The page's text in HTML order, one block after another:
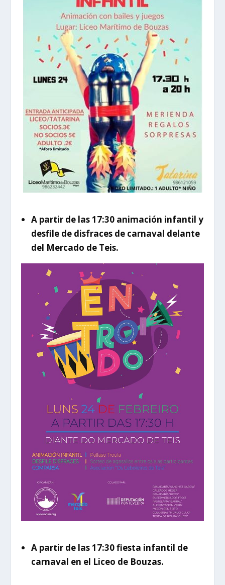
A partir de las 17:30 animación infantil y
desfile de disfraces de carnaval delante
del Mercado de Teis.
A partir de las 17:30 fiesta infantil de
carnaval en el Liceo de Bouzas.